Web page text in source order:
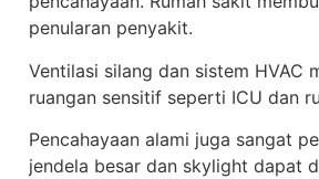
penularan penyakit.
Ventilasi silang dan sistem HVAC
ruangan sensitif seperti ICU dan
Pencahayaan alami juga sangat
jendela besar dan skylight dapat